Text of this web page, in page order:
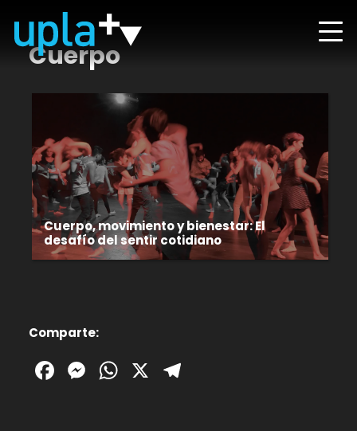
Cuerpo
Cuerpo, movimiento y bienestar: El
desafío del sentir cotidiano
Comparte:
Facebook
Messenger
WhatsApp
X